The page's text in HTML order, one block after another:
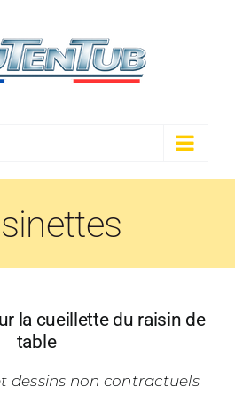
la cueillette du raisin de
table
dessins non contractuels